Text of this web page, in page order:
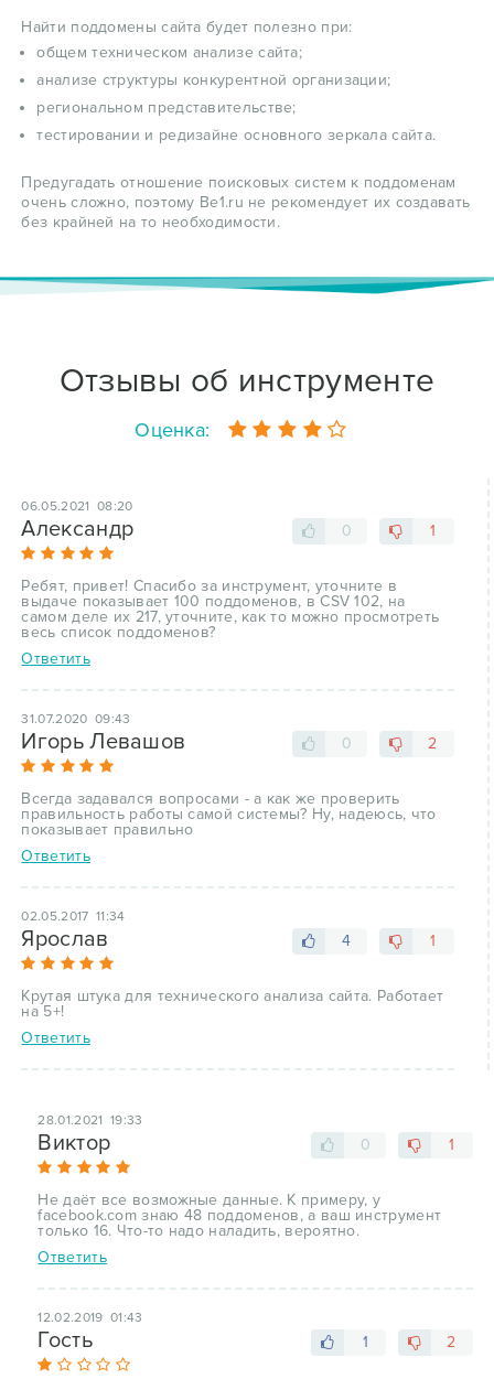
Найти поддомены сайта будет полезно при:
общем техническом анализе сайта;
анализе структуры конкурентной организации;
региональном представительстве;
тестировании и редизайне основного зеркала сайта.
Предугадать отношение поисковых систем к поддоменам
очень сложно, поэтому Be1.ru не рекомендует их создавать
без крайней на то необходимости.
Отзывы об инструменте
Оценка:
06.05.2021 08:20
0 1
Александр
Ребят, привет! Спасибо за инструмент, уточните в
выдаче показывает 100 поддоменов, в CSV 102, на
самом деле их 217, уточните, как то можно просмотреть
весь список поддоменов?
Ответить
31.07.2020 09:43
0 2
Игорь Левашов
Всегда задавался вопросами - а как же проверить
правильность работы самой системы? Ну, надеюсь, что
показывает правильно
Ответить
02.05.2017 11:34
4 1
Ярослав
Крутая штука для технического анализа сайта. Работает
на 5+!
Ответить
28.01.2021 19:33
0 1
Виктор
Не даёт все возможные данные. К примеру, у
facebook.com знаю 48 поддоменов, а ваш инструмент
только 16. Что-то надо наладить, вероятно.
Ответить
12.02.2019 01:43
1 2
Гость